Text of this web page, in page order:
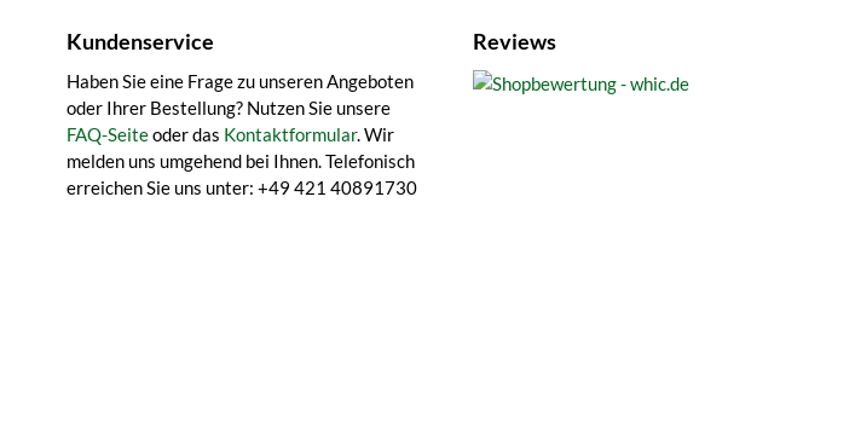
Kundenservice
Haben Sie eine Frage zu unseren Angeboten
oder Ihrer Bestellung? Nutzen Sie unsere
FAQ-Seiteoder das Kontaktformular. Wir
melden uns umgehend bei Ihnen. Telefonisch
erreichen Sie uns unter: +49 421 40891730
Reviews